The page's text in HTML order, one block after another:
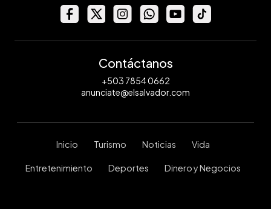
Contáctanos
+503 7854 0662
anunciate@elsalvador.com
Inicio Turismo Noticias Vida
Entretenimiento Deportes Dinero y Negocios